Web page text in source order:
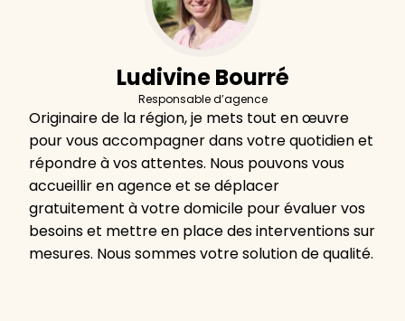
Ludivine Bourré
Responsable d’agence
Originaire de la région, je mets tout en œuvre
pour vous accompagner dans votre quotidien et
répondre à vos attentes. Nous pouvons vous
accueillir en agence et se déplacer
gratuitement à votre domicile pour évaluer vos
besoins et mettre en place des interventions sur
mesures. Nous sommes votre solution de qualité.